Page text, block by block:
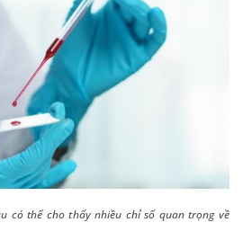
có thể cho thấy nhiều chỉ số quan trọng về